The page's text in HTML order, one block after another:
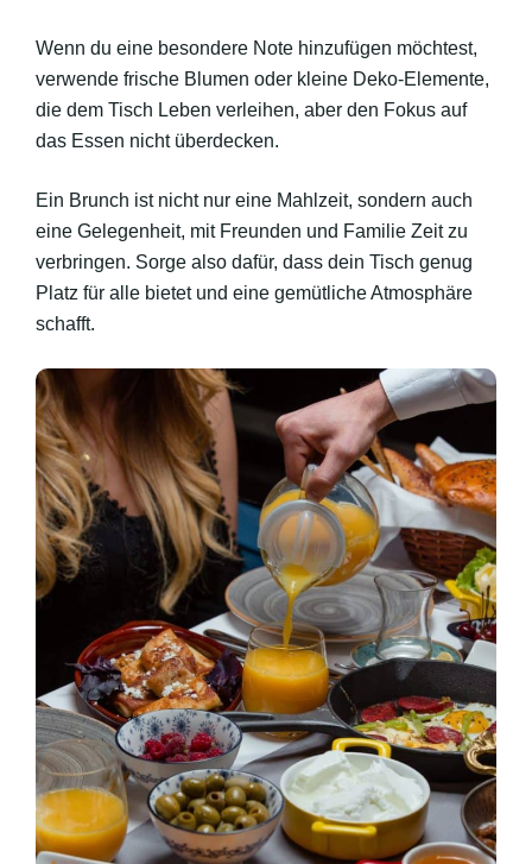
Wenn du eine besondere Note hinzufügen möchtest,
verwende frische Blumen oder kleine Deko-Elemente,
die dem Tisch Leben verleihen, aber den Fokus auf
das Essen nicht überdecken.
Ein Brunch ist nicht nur eine Mahlzeit, sondern auch
eine Gelegenheit, mit Freunden und Familie Zeit zu
verbringen. Sorge also dafür, dass dein Tisch genug
Platz für alle bietet und eine gemütliche Atmosphäre
schafft.